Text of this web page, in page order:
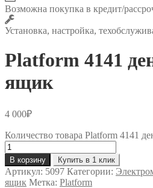
Возможна покупка в кредит/
Установка, настройка,
Platform 4141
ящик
4 000₽
Количество товара Platform 4141
В корзину Купить в 1 клик
Артикул: 5097 Категории:
ящик Метка: Platform